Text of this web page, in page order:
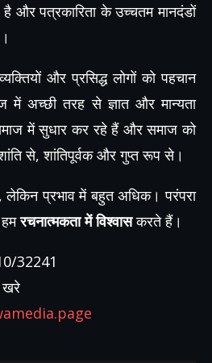
पत्रकारिता के उच्चतम मानदंडों
और प्रसिद्ध लोगों को पहचान
में अच्छी तरह से ज्ञात और मान्यता
में सुधार कर रहे हैं और समाज को
से, शांतिपूर्वक और गुप्त रूप से।
प्रभाव में बहुत अधिक। परंपरा
हमरचनात्मकता में विश्वासकरते हैं।
32241
खरे